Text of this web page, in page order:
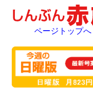
ページトップへ